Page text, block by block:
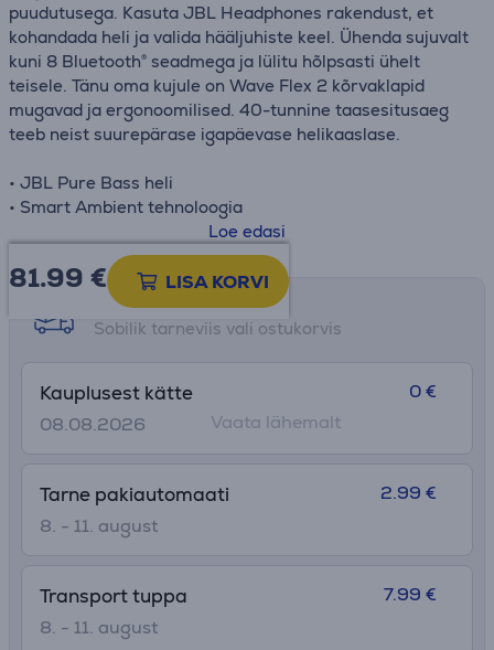
puudutusega. Kasuta JBL Headphones rakendust, et
kohandada heli ja valida hääljuhiste keel. Ühenda sujuvalt
kuni 8 Bluetooth® seadmega ja lülitu hõlpsasti ühelt
teisele. Tänu oma kujule on Wave Flex 2 kõrvaklapid
mugavad ja ergonoomilised. 40-tunnine taasesitusaeg
teeb neist suurepärase igapäevase helikaaslase.
• JBL Pure Bass heli
• Smart Ambient tehnoloogia
• 4 mikrofoni selgete kõnede jaoks
• Vee- ja tolmukindel
• JBL Headphones rakendus
• 40 tundi taasesitusaega ja kiirlaadimine
• Mitme seadme ühendamine
Loe edasi
81.99 € LISA KORVI
Tarne võimalused
Sobilik tarneviis vali ostukorvis
Kauplusest kätte
08.08.2026
0 €
Vaata lähemalt
Tarne pakiautomaati
8. - 11. august
2.99 €
Transport tuppa
8. - 11. august
7.99 €